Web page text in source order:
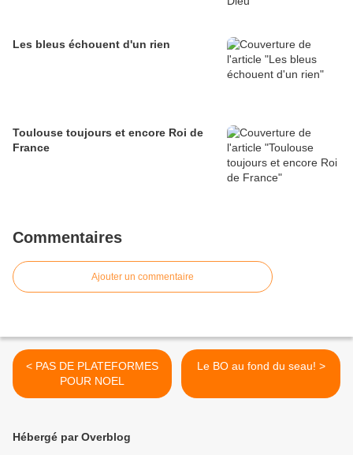
Les bleus échouent d'un rien
Toulouse toujours et encore Roi de
France
Commentaires
Ajouter un commentaire
< PAS DE PLATEFORMES
POUR NOEL
Le BO au fond du seau! >
Hébergé par Overblog